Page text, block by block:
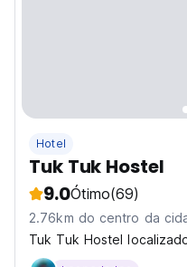
Hotel
Tuk Tuk Hostel
9.0Ótimo(69)
2.76km do centro da
Tuk Tuk Hostel